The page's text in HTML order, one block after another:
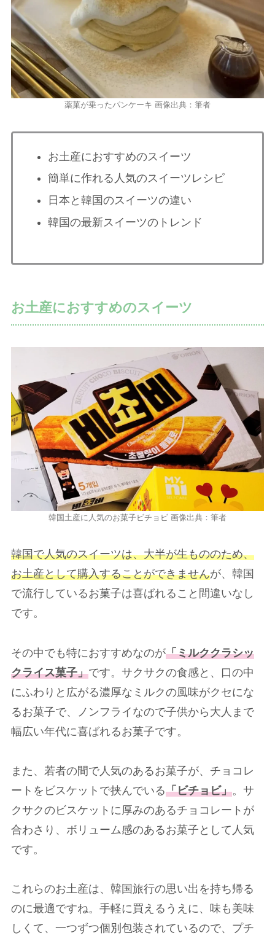
薬菓が乗ったパンケーキ 画像出典：筆者
お土産におすすめのスイーツ
簡単に作れる人気のスイーツレシピ
日本と韓国のスイーツの違い
韓国の最新スイーツのトレンド
お土産におすすめのスイーツ
韓国土産に人気のお菓子ビチョビ 画像出典：筆者
韓国で人気のスイーツは、大半が生もののため、
お土産として購入することができませんが、韓国
で流行しているお菓子は喜ばれること間違いなし
です。
その中でも特におすすめなのが「ミルククラシッ
クライス菓子」です。サクサクの食感と、口の中
にふわりと広がる濃厚なミルクの風味がクセにな
るお菓子で、ノンフライなので子供から大人まで
幅広い年代に喜ばれるお菓子です。
また、若者の間で人気のあるお菓子が、チョコレ
ートをビスケットで挟んでいる「ビチョビ」。サ
クサクのビスケットに厚みのあるチョコレートが
合わさり、ボリューム感のあるお菓子として人気
です。
これらのお土産は、韓国旅行の思い出を持ち帰る
のに最適ですね。手軽に買えるうえに、味も美味
しくて、一つずつ個別包装されているので、プチ